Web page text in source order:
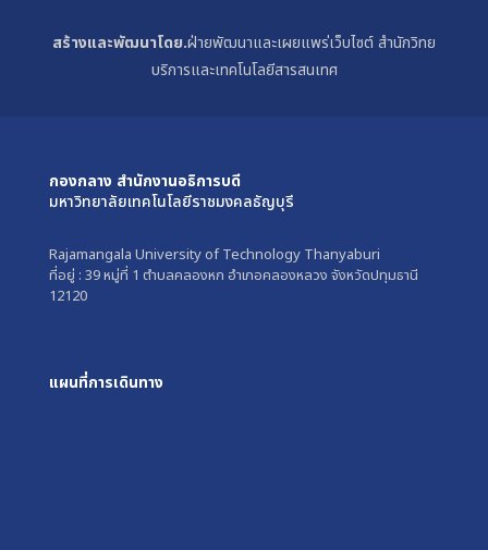
สร้างและพัฒนาโดย.ฝ่ายพัฒนาและเผยแพร่เว็บไซต์ สำนักวิทย
บริการและเทคโนโลยีสารสนเทศ
กองกลาง สำนักงานอธิการบดี
มหาวิทยาลัยเทคโนโลยีราชมงคลธัญบุรี
Rajamangala University of Technology Thanyaburi
ที่อยู่ : 39 หมู่ที่ 1 ตำบลคลองหก อำเภอคลองหลวง จังหวัดปทุมธานี
12120
แผนที่การเดินทาง